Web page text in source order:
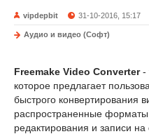
vipdepbit 31-10-2016, 15:17
Аудио и видео (Софт)
Freemake Video Converter-
которое предлагает
быстрого конвертирования
распространенные
редактирования и записи